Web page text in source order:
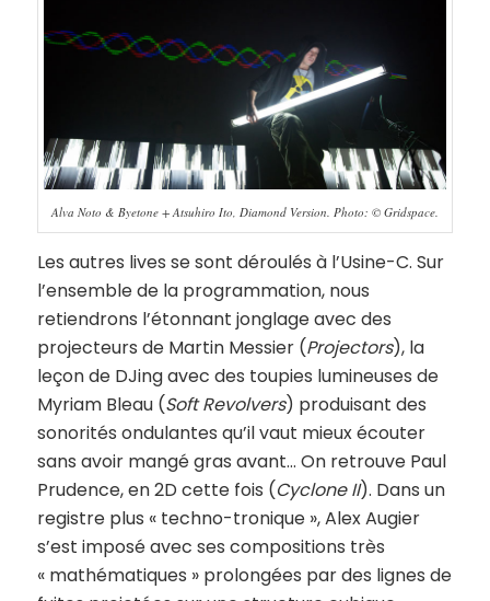
Alva Noto & Byetone + Atsuhiro Ito, Diamond Version. Photo: © Gridspace.
Les autres lives se sont déroulés à l’Usine-C. Sur
l’ensemble de la programmation, nous
retiendrons l’étonnant jonglage avec des
projecteurs de Martin Messier (Projectors), la
leçon de DJing avec des toupies lumineuses de
Myriam Bleau (Soft Revolvers) produisant des
sonorités ondulantes qu’il vaut mieux écouter
sans avoir mangé gras avant… On retrouve Paul
Prudence, en 2D cette fois (Cyclone II). Dans un
registre plus « techno-tronique », Alex Augier
s’est imposé avec ses compositions très
« mathématiques » prolongées par des lignes de